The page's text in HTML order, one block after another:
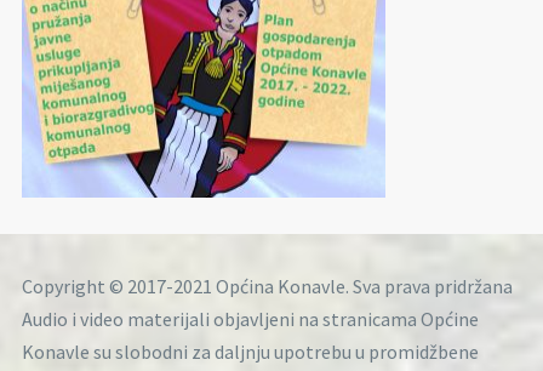
Copyright © 2017-2021 Općina Konavle. Sva prava pridržana
Audio i video materijali objavljeni na stranicama Općine
Konavle su slobodni za daljnju upotrebu u promidžbene